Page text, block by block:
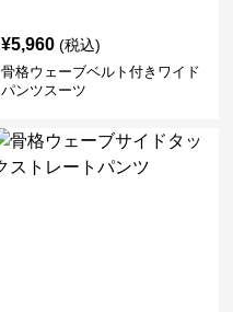
¥5,960 (税込)
骨格ウェーブベルト付きワイド
パンツスーツ